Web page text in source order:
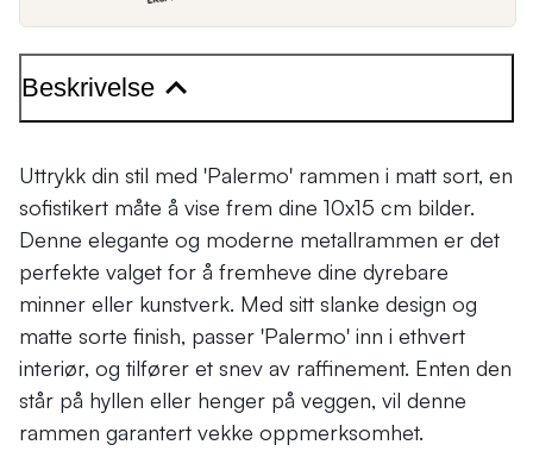
Beskrivelse
Uttrykk din stil med 'Palermo' rammen i matt sort, en
sofistikert måte å vise frem dine 10x15 cm bilder.
Denne elegante og moderne metallrammen er det
perfekte valget for å fremheve dine dyrebare
minner eller kunstverk. Med sitt slanke design og
matte sorte finish, passer 'Palermo' inn i ethvert
interiør, og tilfører et snev av raffinement. Enten den
står på hyllen eller henger på veggen, vil denne
rammen garantert vekke oppmerksomhet.